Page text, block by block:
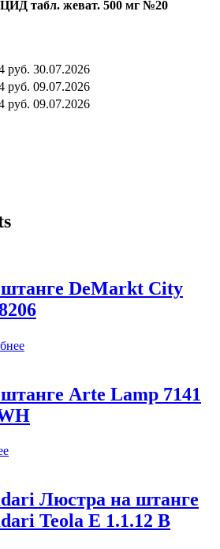
табл. жеват. 500 мг №20
руб. 30.07.2026
руб. 09.07.2026
руб. 09.07.2026
DeMarkt City
Arte Lamp 7141
Люстра на штанге
Teola E 1.1.12 B